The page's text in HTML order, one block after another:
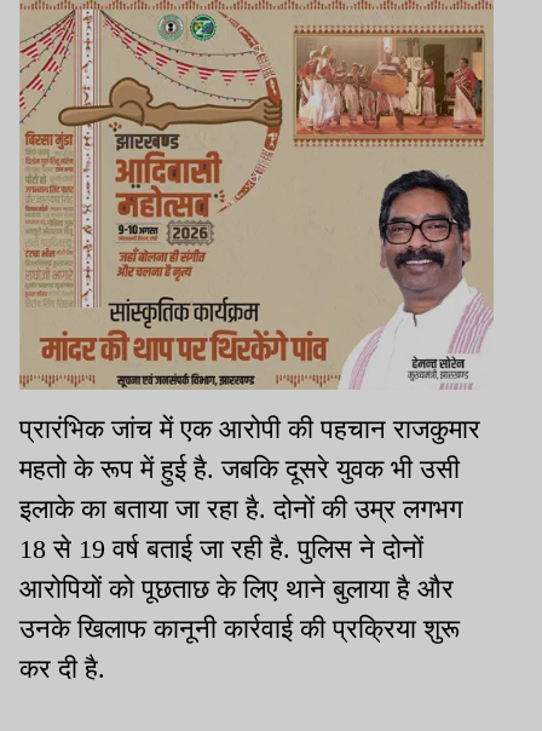
प्रारंभिक जांच में एक आरोपी की पहचान राजकुमार
महतो के रूप में हुई है. जबकि दूसरे युवक भी उसी
इलाके का बताया जा रहा है. दोनों की उम्र लगभग
18 से 19 वर्ष बताई जा रही है. पुलिस ने दोनों
आरोपियों को पूछताछ के लिए थाने बुलाया है और
उनके खिलाफ कानूनी कार्रवाई की प्रक्रिया शुरू
कर दी है.